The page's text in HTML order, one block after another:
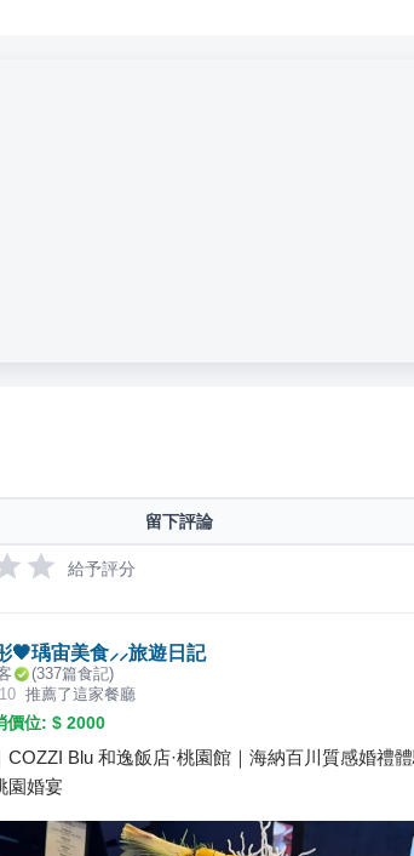
留下評論
給予評分
🖤瑀宙美食⸝⸝旅遊日記
(337篇食記)
推薦了這家餐廳
價位: $ 2000
COZZI Blu 和逸飯店·桃園館｜海納百川質感婚禮
園婚宴